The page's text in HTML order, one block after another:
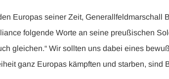
Europas seiner Zeit, Generallfeldmarschall
folgende Worte an seine preußischen
gleichen.“ Wir sollten uns dabei eines
ganz Europas kämpften und starben, sind